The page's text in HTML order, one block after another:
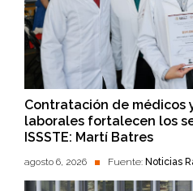
Contratación de médicos
laborales fortalecen los
ISSSTE: Martí Batres
agosto 6, 2026 Fuente: Noticias